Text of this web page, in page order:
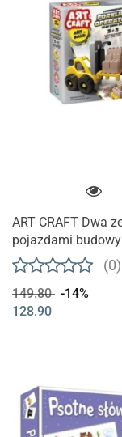
ART CRAFT Dwa
pojazdami
(0)
149.80 -14%
128.90